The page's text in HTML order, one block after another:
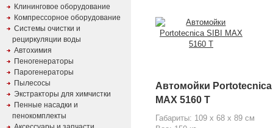
Клининговое оборудование
Компрессорное оборудование
Системы очистки и
рециркуляции воды
Автохимия
Пеногенераторы
Парогенераторы
Пылесосы
Экстракторы для химчистки
Пенные насадки и
пенокомплекты
Автомойки Portotecnica
MAX 5160 T
Габариты: 109 x 68 x 89 см